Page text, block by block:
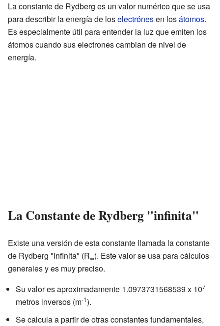
La constante de Rydberg es un valor numérico que se usa
para describir la energía de loselectrónesen losátomos.
Es especialmente útil para entender la luz que emiten los
átomos cuando sus electrones cambian de nivel de
energía.
La Constante de Rydberg "infinita"
Existe una versión de esta constante llamada la constante
de Rydberg "infinita" (R∞). Este valor se usa para cálculos
generales y es muy preciso.
Su valor es aproximadamente 1.0973731568539 x 107
metros inversos (m-1).
Se calcula a partir de otras constantes fundamentales,